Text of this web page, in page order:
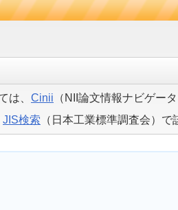
は、 Cinii （NII論文情報ナビゲー
JIS検索 （日本工業標準調査会）